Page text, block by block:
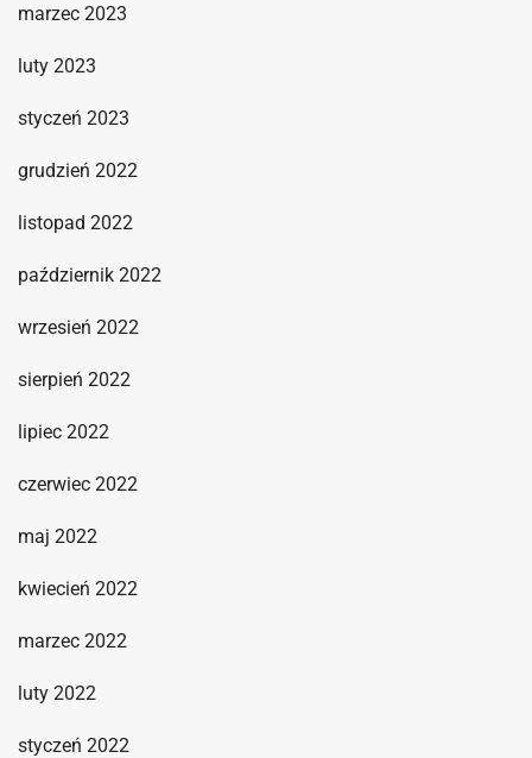
marzec 2023
luty 2023
styczeń 2023
grudzień 2022
listopad 2022
październik 2022
wrzesień 2022
sierpień 2022
lipiec 2022
czerwiec 2022
maj 2022
kwiecień 2022
marzec 2022
luty 2022
styczeń 2022